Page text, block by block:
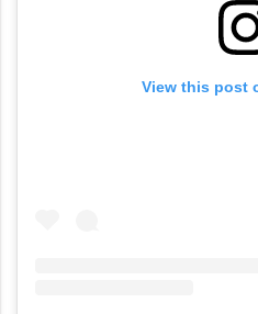
View this post